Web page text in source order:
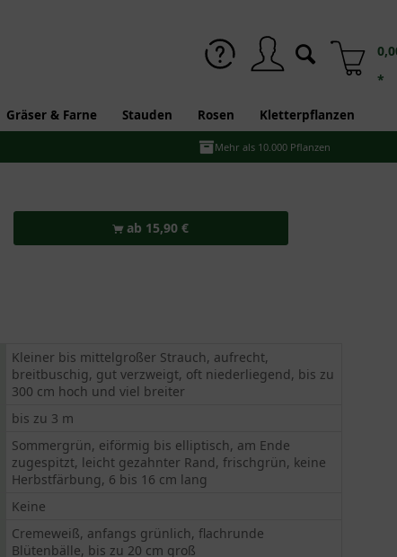
*
Gräser & Farne Stauden Rosen Kletterpflanzen
Mehr als 10.000 Pflanzen
ab 15,90 €
Kleiner bis mittelgroßer Strauch, aufrecht,
breitbuschig, gut verzweigt, oft niederliegend, bis zu
300 cm hoch und viel breiter
bis zu 3 m
Sommergrün, eiförmig bis elliptisch, am Ende
zugespitzt, leicht gezahnter Rand, frischgrün, keine
Herbstfärbung, 6 bis 16 cm lang
Keine
Cremeweiß, anfangs grünlich, flachrunde
Blütenbälle, bis zu 20 cm groß